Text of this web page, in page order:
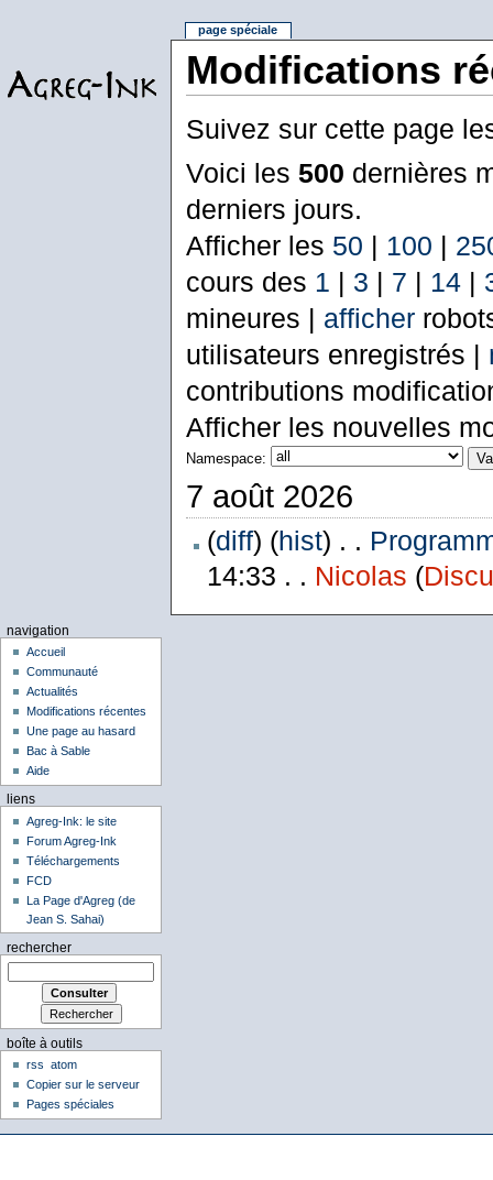
Modifications
Suivez sur cette page
Voici les 500 dernières
derniers jours.
Afficher les 50 | 100 |
cours des 1 | 3 | 7 | 14|
mineures | afficher
utilisateurs enregistrés |
contributions
Afficher les nouvelles
Namespace:
7 août 2026
(diff) (hist) . .
14:33 . . Nicolas (
page spéciale
navigation
Accueil
Communauté
Actualités
Modifications récentes
Une page au hasard
Bac à Sable
Aide
liens
Agreg-Ink: le site
Forum Agreg-Ink
Téléchargements
FCD
La Page d'Agreg (de
Jean S. Sahai)
rechercher
boîte à outils
rss
atom
Copier sur le serveur
Pages spéciales